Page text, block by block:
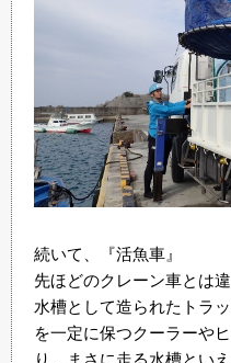
続いて、『活魚車』
先ほどのクレーン車とは
水槽として造られたトラ
を一定に保つクーラーや
り、まさに走る水槽といえ